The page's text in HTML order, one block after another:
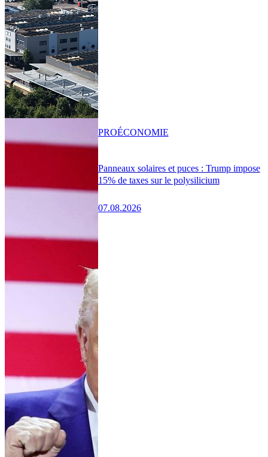
Panneaux solaires et puces : Trump impose
15% de taxes sur le polysilicium
07.08.2026
PROÉCONOMIE